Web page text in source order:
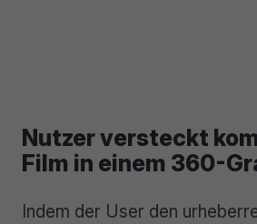
Nutzer versteckt
Film in einem 360-
Indem der User den